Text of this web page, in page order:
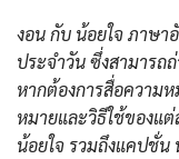
งอน กับ น้อยใจ ภาษ
ประจำวัน ซึ่งสามาร
หากต้องการสื่อความ
หมายและวิธีใช้ของแ
น้อยใจ รวมถึงแคปชั่